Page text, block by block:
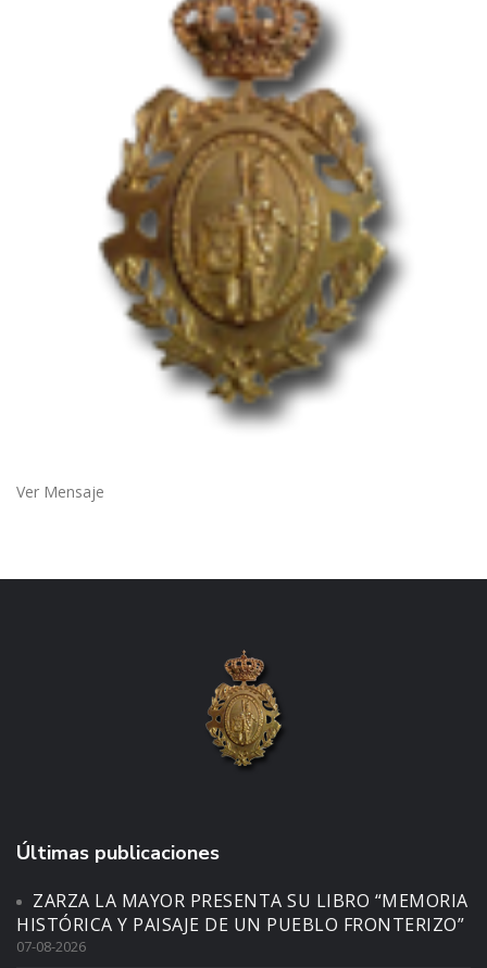
Ver Mensaje
Últimas publicaciones
ZARZA LA MAYOR PRESENTA SU LIBRO “MEMORIA
HISTÓRICA Y PAISAJE DE UN PUEBLO FRONTERIZO”
07-08-2026